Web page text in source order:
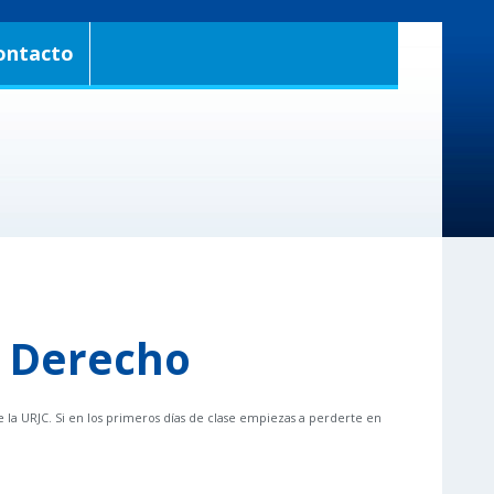
URJC. Si en los primeros días de clase empiezas a perderte en